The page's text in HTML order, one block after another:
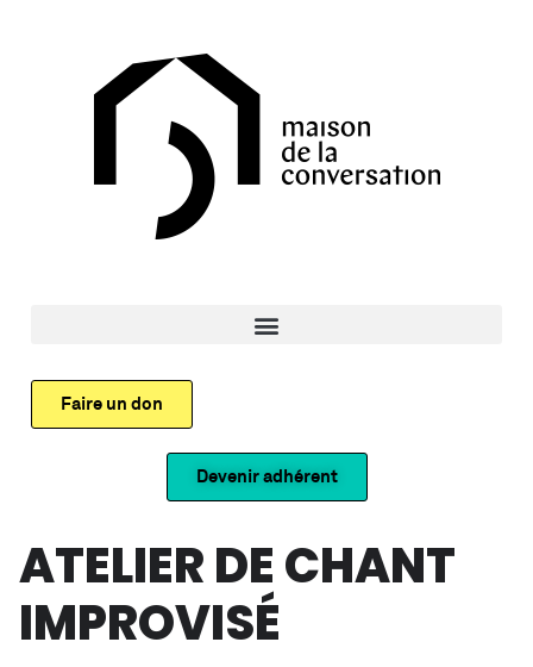
Faire un don
Devenir adhérent
ATELIER DE CHANT
IMPROVISÉ